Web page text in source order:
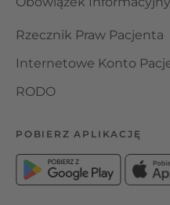
Rzecznik Praw Pacjenta
Internetowe Konto
RODO
POBIERZ APLIKACJĘ